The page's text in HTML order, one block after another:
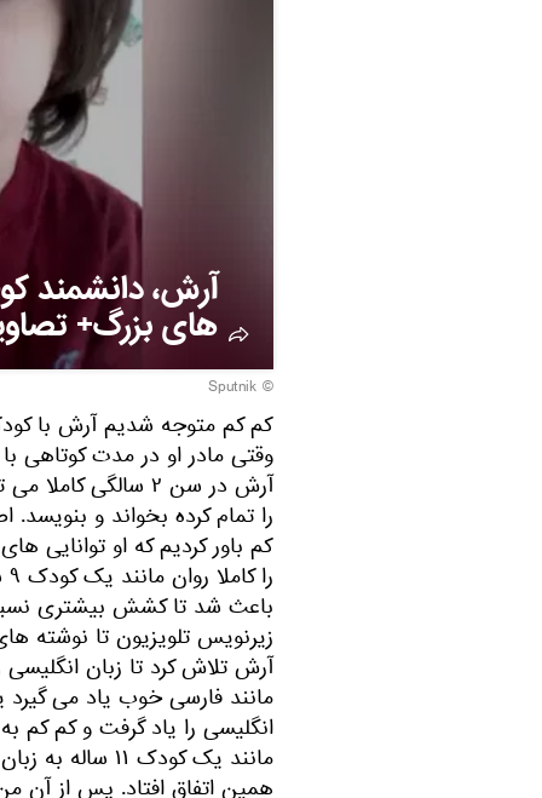
آرش، دانشمند
های بزرگ+
© Sputnik
کم کم متوجه شدیم آرش با
وقتی مادر او در مدت کوتاهی با
را تمام کرده بخواند و
باعث شد تا کشش بیشتری
زیرنویس تلویزیون تا نوشته
آرش تلاش کرد تا زبان
انگلیسی را یاد گرفت و کم کم
مانند یک کودک